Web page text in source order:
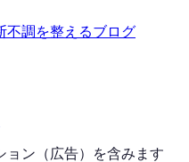
不調を整えるブログ
ン（広告）を含みます